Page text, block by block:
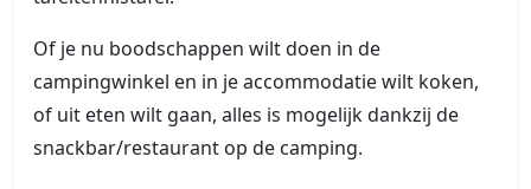
Of je nu boodschappen wilt doen in de
campingwinkel en in je accommodatie wilt koken,
of uit eten wilt gaan, alles is mogelijk dankzij de
snackbar/restaurant op de camping.